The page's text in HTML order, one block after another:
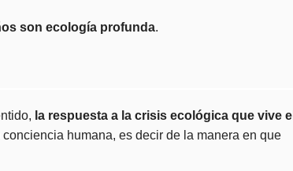
son ecología profunda.
la respuesta a la crisis ecológica que vive el
conciencia humana, es decir de la manera en que